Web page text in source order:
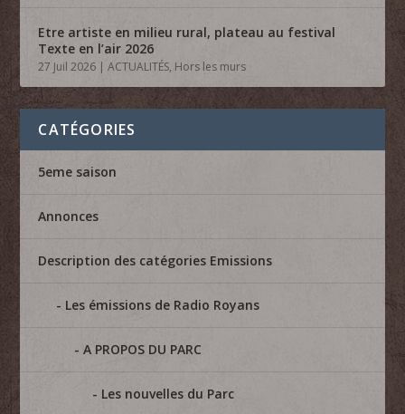
Etre artiste en milieu rural, plateau au festival
Texte en l’air 2026
27 Juil 2026 |ACTUALITÉS, Hors les murs
CATÉGORIES
5eme saison
Annonces
Description des catégories Emissions
Les émissions de Radio Royans
A PROPOS DU PARC
Les nouvelles du Parc